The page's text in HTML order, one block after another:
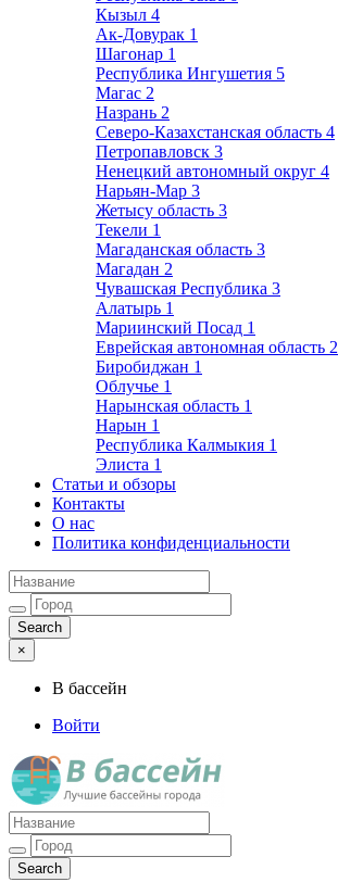
Кызыл 4
Ак-Довурак 1
Шагонар 1
Республика Ингушетия 5
Магас 2
Назрань 2
Северо-Казахстанская область 4
Петропавловск 3
Ненецкий автономный округ 4
Нарьян-Мар 3
Жетысу область 3
Текели 1
Магаданская область 3
Магадан 2
Чувашская Республика 3
Алатырь 1
Мариинский Посад 1
Еврейская автономная область 2
Биробиджан 1
Облучье 1
Нарынская область 1
Нарын 1
Республика Калмыкия 1
Элиста 1
Статьи и обзоры
Контакты
О нас
Политика конфиденциальности
×
В бассейн
Войти
Лучшие бассейны города